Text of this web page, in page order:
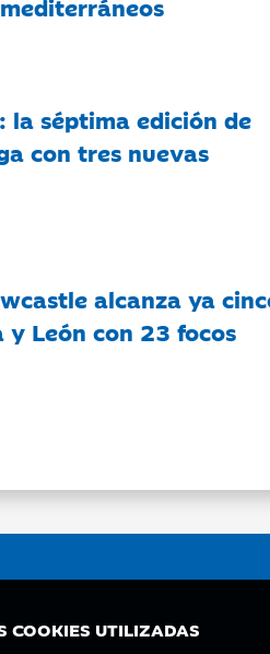
COOKIES UTILIZADAS
séptima edición de
con tres nuevas
alcanza ya
León con 23 focos